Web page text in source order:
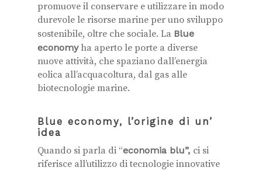
promuove il conservare e utilizzare in modo
durevole le risorse marine per uno sviluppo
sostenibile, oltre che sociale. La Blue
economyha aperto le porte a diverse
nuove attività, che spaziano dall’energia
eolica all’acquacoltura, dal gas alle
biotecnologie marine.
Blue economy, l’origine di un’
idea
Quando si parla di “economia blu”, ci si
riferisce all’utilizzo di tecnologie innovative